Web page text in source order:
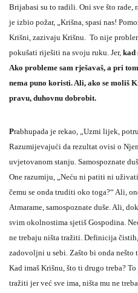
Brijabasi su to radili. Oni sve što
je izbio požar, „Krišna, spasi nas!
Krišni, zazivaju Krišnu. To nije
pokušati riješiti na svoju ruku. Jer, kad
Ako probleme sam rješavaš, a pri
nema puno koristi. Ali, ako se moliš
pravu, duhovnu dobrobit.
Prabhupada je rekao, „Uzmi lijek,
Razumijevajući da rezultat ovisi o
uvjetovanom stanju. Samospoznate
One razumiju, „Neću ni patiti ni
čemu se onda truditi oko toga?“ Ali,
Atmarame, samospoznate duše. Ali,
svim okolnostima sjetiš Gospodina.
ne trebaju ništa tražiti. Definicija
zadovoljni u sebi. Zašto bi onda
Kad imaš Krišnu, što ti drugo treba?
tražiti jer već sve ima, ništa mu ne